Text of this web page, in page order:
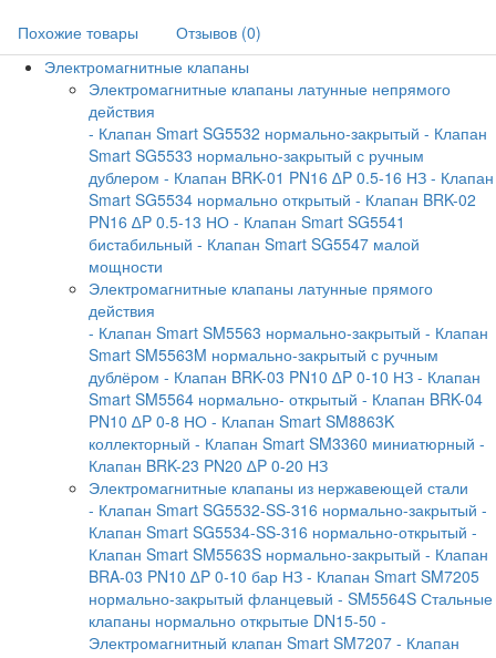
Похожие товары
Отзывов (0)
Электромагнитные клапаны
Электромагнитные клапаны латунные непрямого
действия
- Клапан Smart SG5532 нормально-закрытый - Клапан
Smart SG5533 нормально-закрытый с ручным
дублером - Клапан BRK-01 PN16 ∆P 0.5-16 НЗ - Клапан
Smart SG5534 нормально открытый - Клапан BRK-02
PN16 ∆P 0.5-13 НО - Клапан Smart SG5541
бистабильный - Клапан Smart SG5547 малой
мощности
Электромагнитные клапаны латунные прямого
действия
- Клапан Smart SM5563 нормально-закрытый - Клапан
Smart SM5563M нормально-закрытый с ручным
дублёром - Клапан BRK-03 PN10 ∆P 0-10 НЗ - Клапан
Smart SM5564 нормально- открытый - Клапан BRK-04
PN10 ∆P 0-8 НО - Клапан Smart SM8863K
коллекторный - Клапан Smart SM3360 миниатюрный -
Клапан BRK-23 PN20 ∆P 0-20 НЗ
Электромагнитные клапаны из нержавеющей стали
- Клапан Smart SG5532-SS-316 нормально-закрытый -
Клапан Smart SG5534-SS-316 нормально-открытый -
Клапан Smart SM5563S нормально-закрытый - Клапан
BRA-03 PN10 ∆P 0-10 бар НЗ - Клапан Smart SM7205
нормально-закрытый фланцевый - SM5564S Стальные
клапаны нормально открытые DN15-50 -
Электромагнитный клапан Smart SM7207 - Клапан